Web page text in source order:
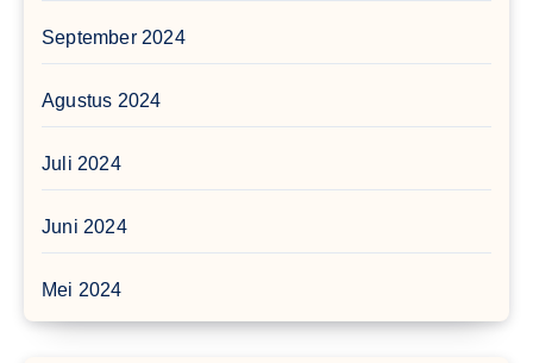
September 2024
Agustus 2024
Juli 2024
Juni 2024
Mei 2024